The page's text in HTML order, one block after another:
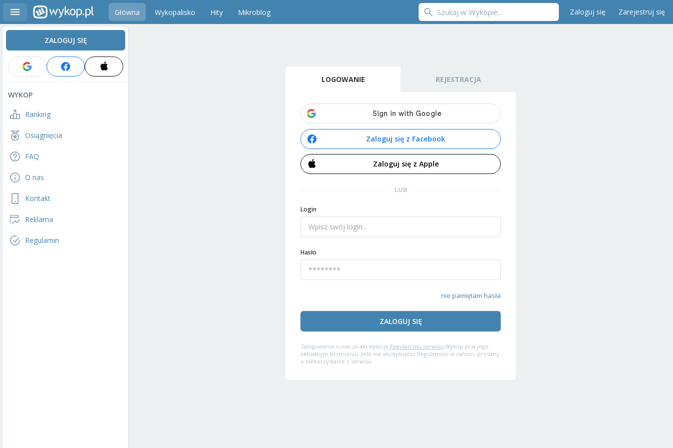
Główna Wykopalisko Hity Mikroblog Zaloguj się Zarejestruj się
ZALOGUJ SIĘ
WYKOP
Ranking
Osiągnięcia
FAQ
O nas
Kontakt
Reklama
Regulamin
LOGOWANIE REJESTRACJA
Zaloguj się z Facebook
Zaloguj się z Apple
LUB
Login
Hasło
nie pamiętam hasła
ZALOGUJ SIĘ
Zalogowanie oznacza akceptację Regulaminu serwisu Wykop.pl w jego
aktualnym brzmieniu. Jeśli nie akceptujesz Regulaminu w całości, prosimy
o niekorzystanie z serwisu.